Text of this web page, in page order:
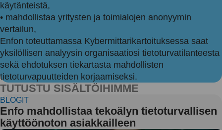
käytänteistä,
• mahdollistaa yritysten ja toimialojen anonyymin
vertailun,
Enfon toteuttamassa Kybermittarikartoituksessa saat
yksilöllisen analyysin organisaatiosi tietoturvatilanteesta
sekä ehdotuksen tiekartasta mahdollisten
tietoturvapuutteiden korjaamiseksi.
TUTUSTU SISÄLTÖIHIMME
BLOGIT
Enfo mahdollistaa tekoälyn tietoturvallisen
käyttöönoton asiakkailleen